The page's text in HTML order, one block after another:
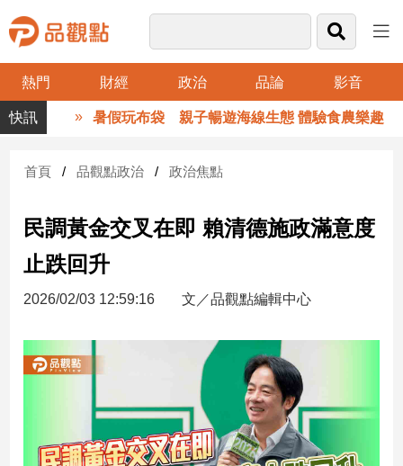
熱門 財經 政治 品論 影音
品
觀
財
台
財
新
產
經/
地
暑假玩布袋 親子暢遊海線生態 體驗食農樂趣
首頁 品觀點政治 政治焦點
民調黃金交叉在即 賴清德施政滿意度
止跌回升
2026/02/03 12:59:16 文／品觀點編輯中心